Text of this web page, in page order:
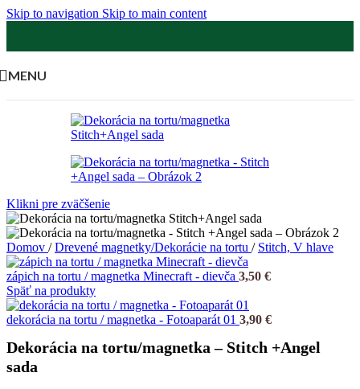
Skip to navigation Skip to main content
MENU
Klikni pre zväčšenie
Domov / Drevené magnetky/Dekorácie na tortu / Stitch, V hlave
zápich na tortu / magnetka Minecraft - dievča 3,50 €
Späť na produkty
dekorácia na tortu / magnetka - Fotoaparát 01 3,90 €
Dekorácia na tortu/magnetka – Stitch +Angel
sada